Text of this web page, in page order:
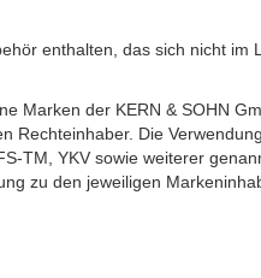
enthalten, das sich nicht im
Marken der KERN & SOHN
Rechteinhaber. Die
TM, YKV sowie weiterer
zu den jeweiligen